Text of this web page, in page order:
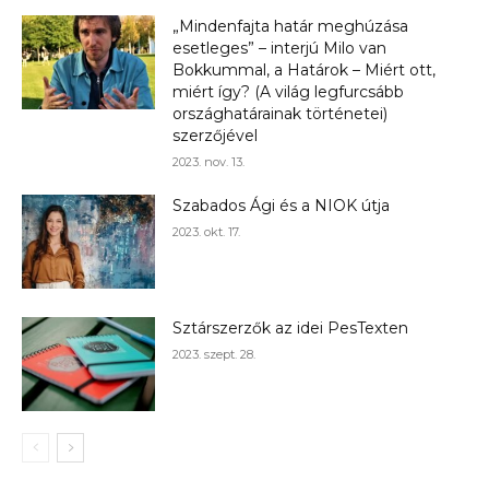
„Mindenfajta határ meghúzása
esetleges” – interjú Milo van
Bokkummal, a Határok – Miért ott,
miért így? (A világ legfurcsább
országhatárainak történetei)
szerzőjével
2023. nov. 13.
Szabados Ági és a NIOK útja
2023. okt. 17.
Sztárszerzők az idei PesTexten
2023. szept. 28.